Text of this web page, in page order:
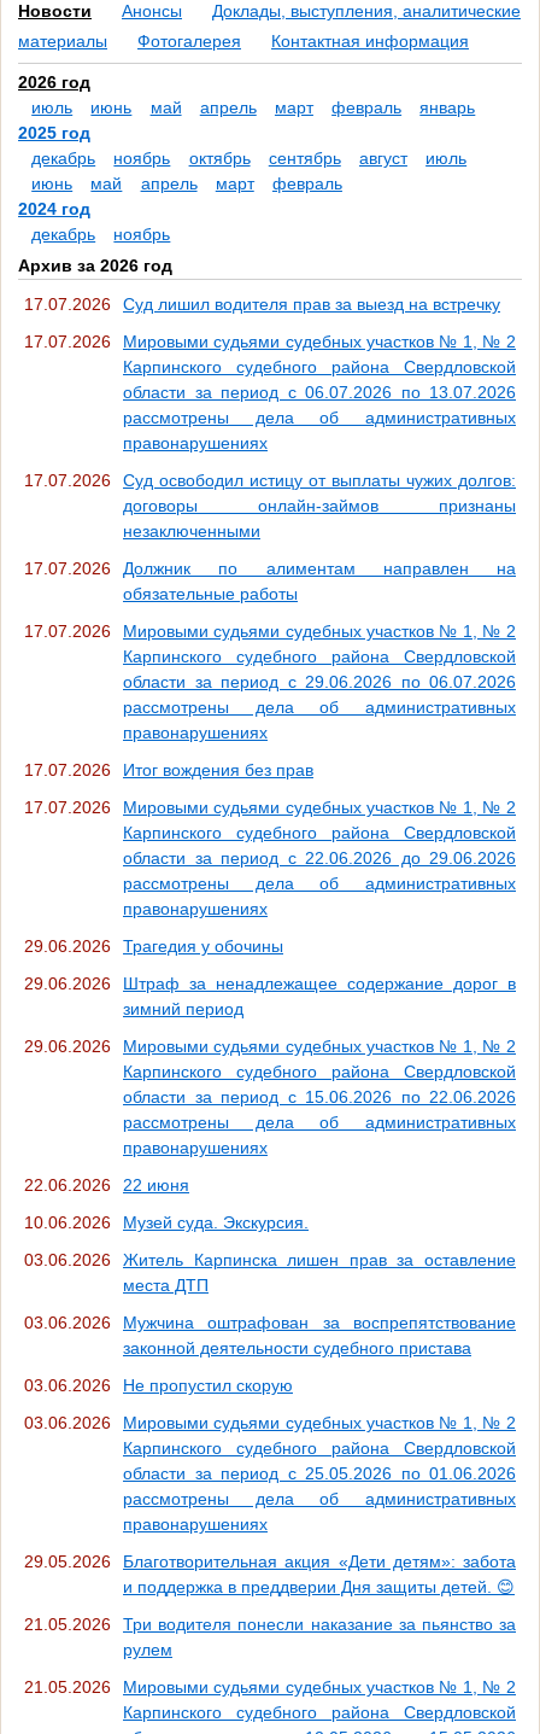
Новости Анонсы
Доклады, выступления, аналитические
материалы
Фотогалерея Контактная информация
2026 год
июль
июнь май апрель март февраль
январь
2025 год
декабрь
ноябрь октябрь сентябрь август
июль
июнь
май апрель март
февраль
2024 год
декабрь
ноябрь
Архив за 2026 год
17.07.2026
Суд лишил водителя прав за выезд на встречку
17.07.2026
Мировыми судьями судебных участков № 1, № 2
Карпинского судебного района Свердловской
области за период с 06.07.2026 по 13.07.2026
рассмотрены дела об административных
правонарушениях
17.07.2026
Суд освободил истицу от выплаты чужих долгов:
договоры онлайн-займов признаны
незаключенными
17.07.2026
Должник по алиментам направлен на
обязательные работы
17.07.2026
Мировыми судьями судебных участков № 1, № 2
Карпинского судебного района Свердловской
области за период с 29.06.2026 по 06.07.2026
рассмотрены дела об административных
правонарушениях
17.07.2026
Итог вождения без прав
17.07.2026
Мировыми судьями судебных участков № 1, № 2
Карпинского судебного района Свердловской
области за период с 22.06.2026 до 29.06.2026
рассмотрены дела об административных
правонарушениях
29.06.2026
Трагедия у обочины
29.06.2026
Штраф за ненадлежащее содержание дорог в
зимний период
29.06.2026
Мировыми судьями судебных участков № 1, № 2
Карпинского судебного района Свердловской
области за период с 15.06.2026 по 22.06.2026
рассмотрены дела об административных
правонарушениях
22.06.2026
22 июня
10.06.2026
Музей суда. Экскурсия.
03.06.2026
Житель Карпинска лишен прав за оставление
места ДТП
03.06.2026
Мужчина оштрафован за воспрепятствование
законной деятельности судебного пристава
03.06.2026
Не пропустил скорую
03.06.2026
Мировыми судьями судебных участков № 1, № 2
Карпинского судебного района Свердловской
области за период с 25.05.2026 по 01.06.2026
рассмотрены дела об административных
правонарушениях
29.05.2026
Благотворительная акция «Дети детям»: забота
и поддержка в преддверии Дня защиты детей. 😊
21.05.2026
Три водителя понесли наказание за пьянство за
рулем
21.05.2026
Мировыми судьями судебных участков № 1, № 2
Карпинского судебного района Свердловской